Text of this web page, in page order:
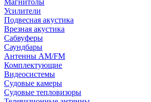
Магнитолы
Усилители
Подвесная акустика
Врезная акустика
Сабвуферы
Саундбары
Антенны AM/FM
Комплектующие
Видеосистемы
Судовые камеры
Cудовые тепловизоры